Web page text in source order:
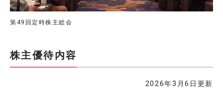
第49回定時株主総会
株主優待内容
2026年3月6日更新